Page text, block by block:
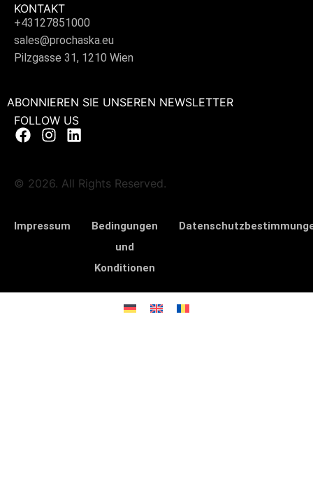
KONTAKT
+43127851000
sales@prochaska.eu
Pilzgasse 31, 1210 Wien
ABONNIEREN SIE UNSEREN NEWSLETTER
FOLLOW US
© 2026. All Rights Reserved.
Impressum
Bedingungen
und
Konditionen